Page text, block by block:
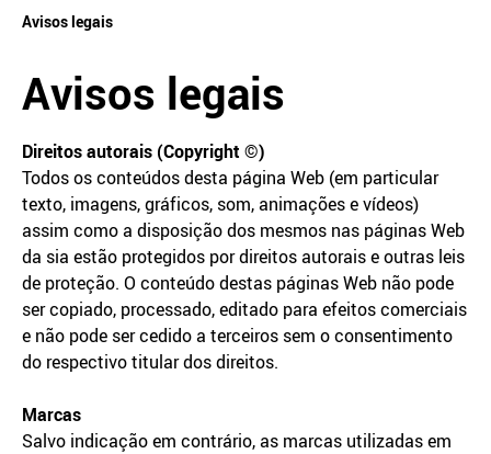
Avisos legais
Avisos legais
Direitos autorais (Copyright ©)
Todos os conteúdos desta página Web (em particular
texto, imagens, gráficos, som, animações e vídeos)
assim como a disposição dos mesmos nas páginas Web
da sia estão protegidos por direitos autorais e outras leis
de proteção. O conteúdo destas páginas Web não pode
ser copiado, processado, editado para efeitos comerciais
e não pode ser cedido a terceiros sem o consentimento
do respectivo titular dos direitos.
Marcas
Salvo indicação em contrário, as marcas utilizadas em